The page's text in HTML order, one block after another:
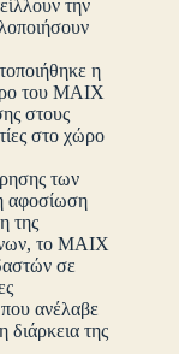
την
η
του ΜΑΙΧ
στους
στο χώρο
των
αφοσίωση
της
το ΜΑΙΧ
σε
ανέλαβε
διάρκεια της